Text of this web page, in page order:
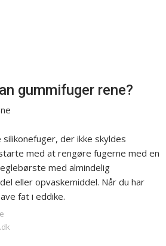
gummifuger rene?
der ikke skyldes
med at rengøre fugerne med en
med almindelig
eller opvaskemiddel. Når du har
fat i eddike.